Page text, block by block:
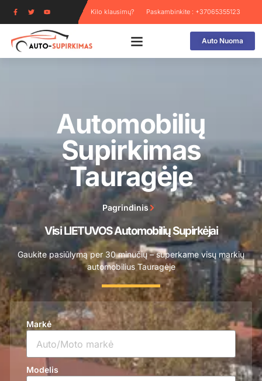
Kilo klausimų? Paskambinkite : +37065355123
Auto Nuoma
Automobilių
Supirkimas
Tauragėje
Pagrindinis
Visi LIETUVOS Automobilių Supirkėjai
Gaukite pasiūlymą per 30 minučių – superkame visų markių
automobilius Tauragėje
Markė
Modelis